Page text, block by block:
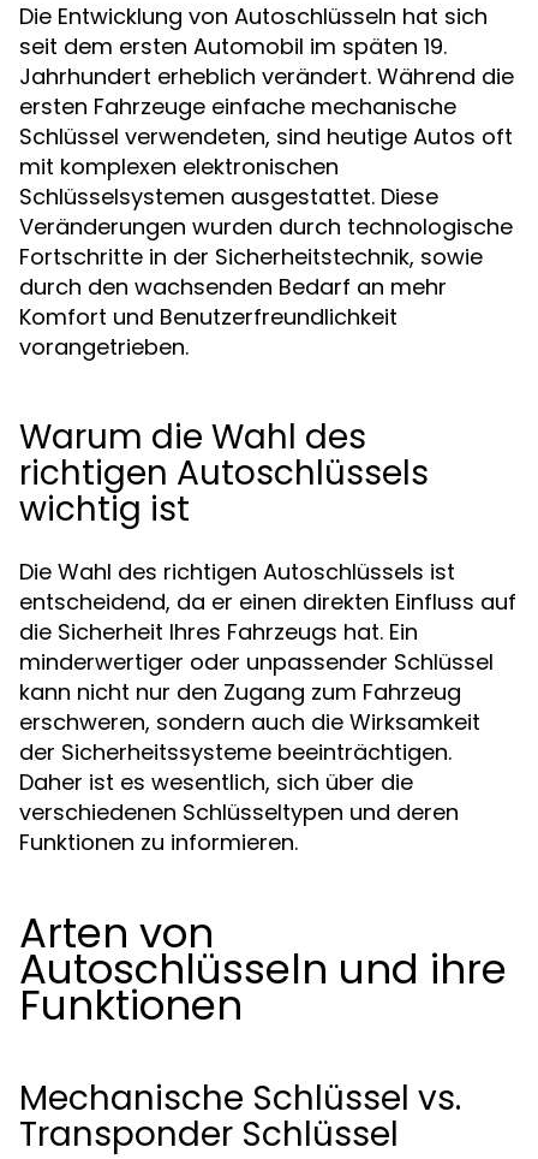
Die Entwicklung von Autoschlüsseln hat sich
seit dem ersten Automobil im späten 19.
Jahrhundert erheblich verändert. Während die
ersten Fahrzeuge einfache mechanische
Schlüssel verwendeten, sind heutige Autos oft
mit komplexen elektronischen
Schlüsselsystemen ausgestattet. Diese
Veränderungen wurden durch technologische
Fortschritte in der Sicherheitstechnik, sowie
durch den wachsenden Bedarf an mehr
Komfort und Benutzerfreundlichkeit
vorangetrieben.
Warum die Wahl des
richtigen Autoschlüssels
wichtig ist
Die Wahl des richtigen Autoschlüssels ist
entscheidend, da er einen direkten Einfluss auf
die Sicherheit Ihres Fahrzeugs hat. Ein
minderwertiger oder unpassender Schlüssel
kann nicht nur den Zugang zum Fahrzeug
erschweren, sondern auch die Wirksamkeit
der Sicherheitssysteme beeinträchtigen.
Daher ist es wesentlich, sich über die
verschiedenen Schlüsseltypen und deren
Funktionen zu informieren.
Arten von
Autoschlüsseln und ihre
Funktionen
Mechanische Schlüssel vs.
Transponder Schlüssel